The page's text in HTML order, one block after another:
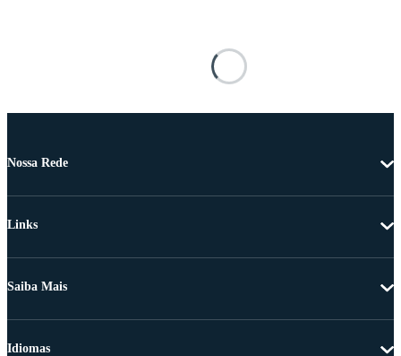
Nossa Rede
Links
Saiba Mais
Idiomas